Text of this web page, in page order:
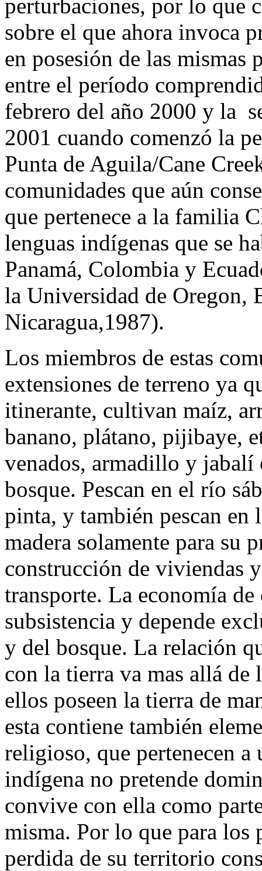
perturbaciones, por lo que
sobre el que ahora invoca
en posesión de las mismas
entre el período
febrero del año 2000 y la
2001 cuando comenzó la
Punta de Aguila/Cane
comunidades que aún
que pertenece a la familia
lenguas indígenas que se
Panamá, Colombia y
la Universidad de Oregon,
Nicaragua,1987).
Los miembros de estas
extensiones de terreno ya
itinerante, cultivan maíz,
banano, plátano, pijibaye,
venados, armadillo y jabalí
bosque. Pescan en el río
pinta, y también pescan en
madera solamente para su
construcción de viviendas
transporte. La economía de
subsistencia y depende
y del bosque. La relación
con la tierra va mas allá
ellos poseen la tierra de
esta contiene también
religioso, que pertenecen
indígena no pretende
convive con ella como
misma. Por lo que para los
perdida de su territorio